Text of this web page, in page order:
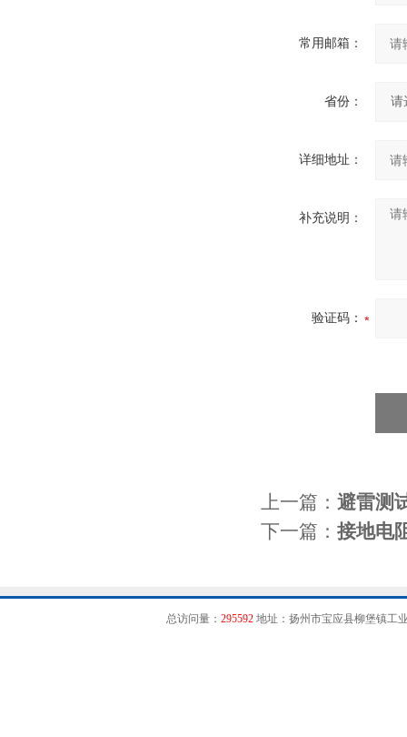
常用邮箱：
省份：
详细地址：
补充说明：
验证码：
上一篇： 避雷测
下一篇： 接地电
总访问量： 295592地址：扬州市宝应县柳堡镇工